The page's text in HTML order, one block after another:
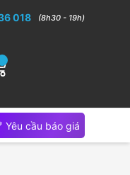
018 (8h30 - 19h)
Yêu cầu báo giá